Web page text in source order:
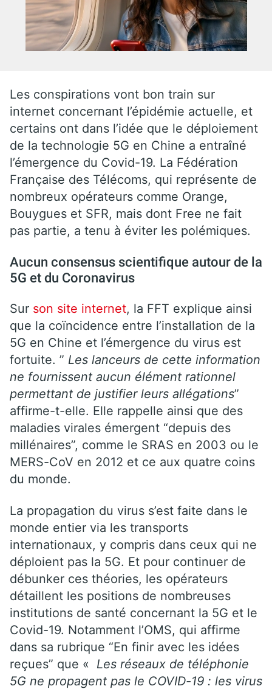
Les conspirations vont bon train sur
internet concernant l’épidémie actuelle, et
certains ont dans l’idée que le déploiement
de la technologie 5G en Chine a entraîné
l’émergence du Covid-19. La Fédération
Française des Télécoms, qui représente de
nombreux opérateurs comme Orange,
Bouygues et SFR, mais dont Free ne fait
pas partie, a tenu à éviter les polémiques.
Aucun consensus scientifique autour de la
5G et du Coronavirus
Sur son site internet, la FFT explique ainsi
que la coïncidence entre l’installation de la
5G en Chine et l’émergence du virus est
fortuite. ” Les lanceurs de cette information
ne fournissent aucun élément rationnel
permettant de justifier leurs allégations”
affirme-t-elle. Elle rappelle ainsi que des
maladies virales émergent “depuis des
millénaires”, comme le SRAS en 2003 ou le
MERS-CoV en 2012 et ce aux quatre coins
du monde.
La propagation du virus s’est faite dans le
monde entier via les transports
internationaux, y compris dans ceux qui ne
déploient pas la 5G. Et pour continuer de
débunker ces théories, les opérateurs
détaillent les positions de nombreuses
institutions de santé concernant la 5G et le
Covid-19. Notamment l’OMS, qui affirme
dans sa rubrique “En finir avec les idées
reçues” que «
Les réseaux de téléphonie
5G ne propagent pas le COVID-19 : les virus